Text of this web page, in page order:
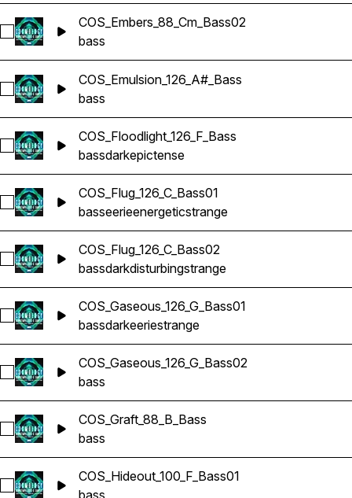
Sélectionnez COS_Embers_88_Cm_Bass02
COS_Embers_88_Cm_Bass02
bass
Sélectionnez COS_Emulsion_126_A#_Bass
COS_Emulsion_126_A#_Bass
bass
Sélectionnez COS_Floodlight_126_F_Bass
COS_Floodlight_126_F_Bass
bassdarkepictense
Sélectionnez COS_Flug_126_C_Bass01
COS_Flug_126_C_Bass01
basseerieenergeticstrange
Sélectionnez COS_Flug_126_C_Bass02
COS_Flug_126_C_Bass02
bassdarkdisturbingstrange
Sélectionnez COS_Gaseous_126_G_Bass01
COS_Gaseous_126_G_Bass01
bassdarkeeriestrange
Sélectionnez COS_Gaseous_126_G_Bass02
COS_Gaseous_126_G_Bass02
bass
Sélectionnez COS_Graft_88_B_Bass
COS_Graft_88_B_Bass
bass
Sélectionnez COS_Hideout_100_F_Bass01
COS_Hideout_100_F_Bass01
bass